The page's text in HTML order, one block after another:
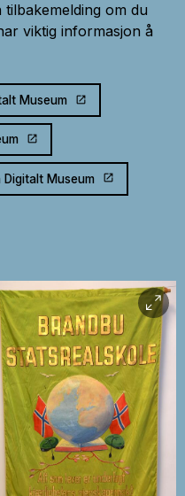
om du
viktig informasjon å
Museum
Digitalt Museum